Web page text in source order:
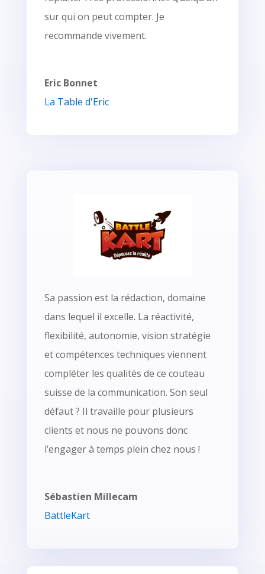
sur qui on peut compter. Je
recommande vivement.
Eric Bonnet
La Table d'Eric
Sa passion est la rédaction, domaine
dans lequel il excelle. La réactivité,
flexibilité, autonomie, vision stratégie
et compétences techniques viennent
compléter les qualités de ce couteau
suisse de la communication. Son seul
défaut ? Il travaille pour plusieurs
clients et nous ne pouvons donc
l’engager à temps plein chez nous !
Sébastien Millecam
BattleKart